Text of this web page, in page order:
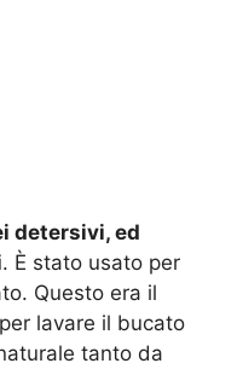
detersivi, ed
. È stato usato per
Questo era il
lavare il bucato
tanto da